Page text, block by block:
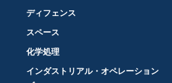
ディフェンス
スペース
化学処理
インダストリアル・オペレーション